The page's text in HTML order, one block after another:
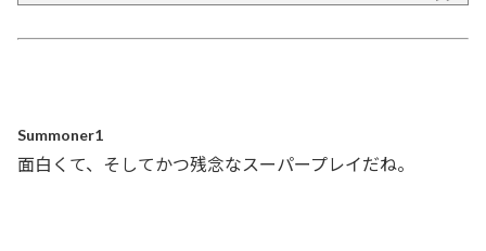
Summoner1
面白くて、そしてかつ残念なスーパープレイだね。